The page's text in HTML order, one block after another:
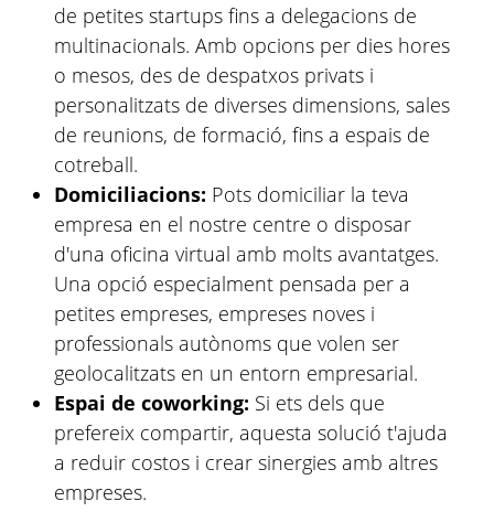
de petites startups fins a delegacions de
multinacionals. Amb opcions per dies hores
o mesos, des de despatxos privats i
personalitzats de diverses dimensions, sales
de reunions, de formació, fins a espais de
cotreball.
Domiciliacions: Pots domiciliar la teva
empresa en el nostre centre o disposar
d'una oficina virtual amb molts avantatges.
Una opció especialment pensada per a
petites empreses, empreses noves i
professionals autònoms que volen ser
geolocalitzats en un entorn empresarial.
Espai de coworking: Si ets dels que
prefereix compartir, aquesta solució t'ajuda
a reduir costos i crear sinergies amb altres
empreses.